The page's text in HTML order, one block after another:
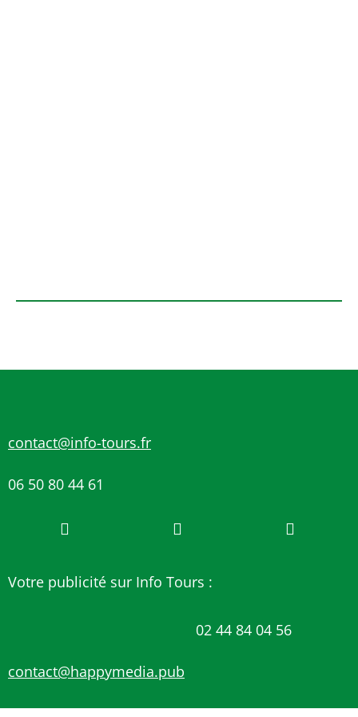
contact@info-tours.fr
06 50 80 44 61
Votre publicité sur Info Tours :
02 44 84 04 56
contact@happymedia.pub